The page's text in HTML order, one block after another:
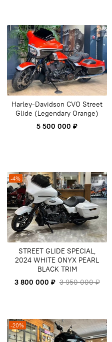
Harley-Davidson CVO Street
Glide (Legendary Orange)
5 500 000 ₽
-4%
STREET GLIDE SPECIAL,
2024 WHITE ONYX PEARL
BLACK TRIM
3 800 000 ₽ 3 950 000 ₽
-20%